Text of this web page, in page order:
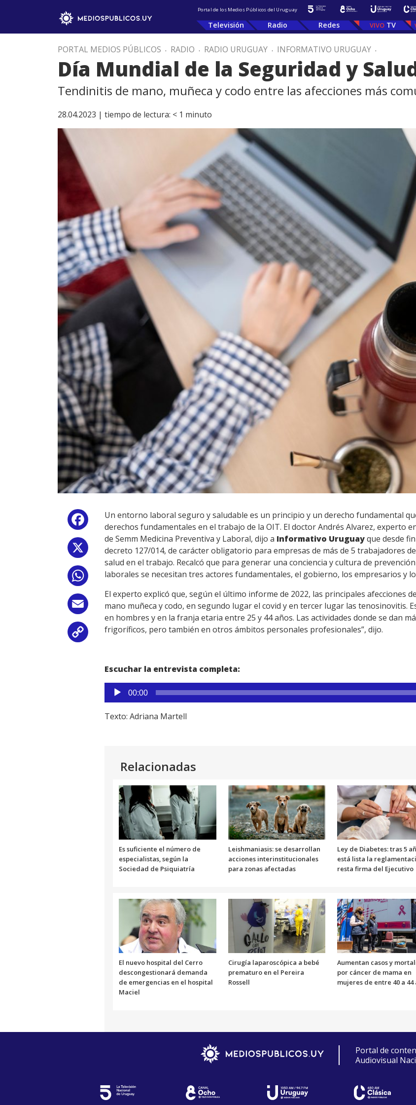
Portal de los Medios Públicos del Uruguay
Televisión Radio Redes TV
PORTAL MEDIOS PÚBLICOS . RADIO . RADIO URUGUAY . INFORMATIVO URUGUAY .
Día Mundial de la Seguridad y
Tendinitis de mano, muñeca y codo entre las afecciones más
28.04.2023 | tiempo de lectura: < 1 minuto
Facebook
WhatsApp
Email
Copy
Un entorno laboral seguro y saludable es un principio y un derecho fundamental
derechos fundamentales en el trabajo de la OIT. El doctor Andrés Alvarez, experto
de Semm Medicina Preventiva y Laboral, dijo a Informativo Uruguayque desde
decreto 127/014, de carácter obligatorio para empresas de más de 5 trabajadores
salud en el trabajo. Recalcó que para generar una conciencia y cultura de
laborales se necesitan tres actores fundamentales, el gobierno, los empresarios y
El experto explicó que, según el último informe de 2022, las principales afecciones
mano muñeca y codo, en segundo lugar el covid y en tercer lugar las tenosinovitis.
en hombres y en la franja etaria entre 25 y 44 años. Las actividades donde se dan
frigoríficos, pero también en otros ámbitos personales profesionales”, dijo.
Escuchar la entrevista completa:
Reproductor
de
audio
00:00
Texto: Adriana Martell
Relacionadas
Es suficiente el número de
especialistas, según la
Sociedad de Psiquiatría
Leishmaniasis: se desarrollan
acciones interinstitucionales
para zonas afectadas
Ley de Diabetes: tras 5
está lista la
resta firma del Ejecutivo
El nuevo hospital del Cerro
descongestionará demanda
de emergencias en el hospital
Maciel
Cirugía laparoscópica a bebé
prematuro en el Pereira
Rossell
Aumentan casos y
por cáncer de mama en
mujeres de entre 40 a 44
Portal de
Audiovisual